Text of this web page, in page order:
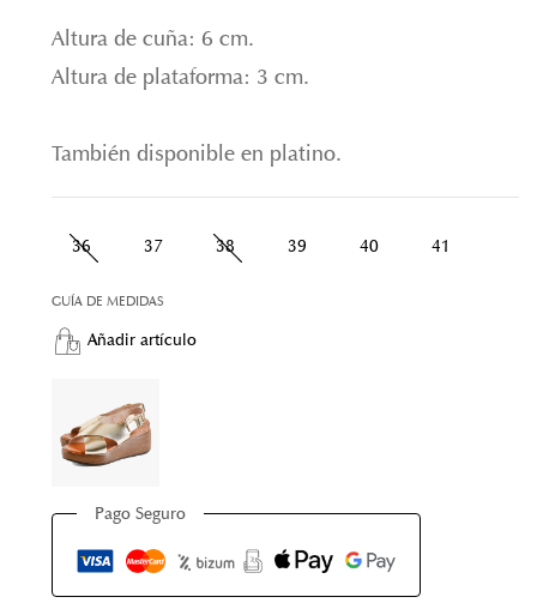
Altura de cuña: 6 cm.
Altura de plataforma: 3 cm.
También disponible en platino.
36 37 38 39 40 41
GUÍA DE MEDIDAS
Añadir artículo
Pago Seguro